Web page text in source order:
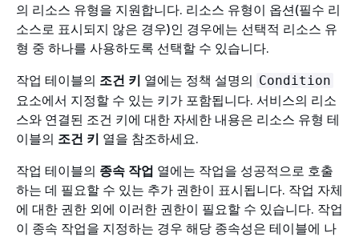
의 리소스 유형을 지원합니다. 리소스 유형이 옵션(필수 리
소스로 표시되지 않은 경우)인 경우에는 선택적 리소스 유
형 중 하나를 사용하도록 선택할 수 있습니다.
작업 테이블의 조건 키 열에는 정책 설명의 Condition
요소에서 지정할 수 있는 키가 포함됩니다. 서비스의 리소
스와 연결된 조건 키에 대한 자세한 내용은 리소스 유형 테
이블의 조건 키 열을 참조하세요.
작업 테이블의 종속 작업 열에는 작업을 성공적으로 호출
하는 데 필요할 수 있는 추가 권한이 표시됩니다. 작업 자체
에 대한 권한 외에 이러한 권한이 필요할 수 있습니다. 작업
이 종속 작업을 지정하는 경우 해당 종속성은 테이블에 나